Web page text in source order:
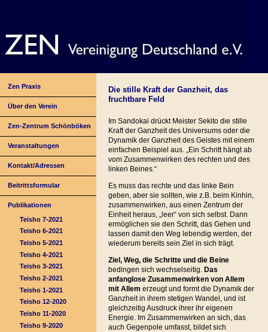
Zen Praxis
Über den Verein
Zen-Zentrum Schönböken
Veranstaltungen
Kontakt/Adressen
Beitrittsformular
Publikationen
Teisho 7-2021
Teisho 6-2021
Teisho 5-2021
Teisho 4-2021
Teisho 3-2021
Teisho 2-2021
Teisho 1-2021
Teisho 12-2020
Teisho 11-2020
Teisho 9-2020
Die stille Kraft der Ganzheit, das
fruchtbare Feld
Im Sandokai drückt Meister Sekito die stille
Kraft der Ganzheit des Universums oder die
Dynamik der Ganzheit des Geistes mit einem
einfachen Beispiel aus. „Ein Schritt hängt ab
vom Zusammenwirken des rechten und des
linken Beines.“
Es muss das rechte und das linke Bein
geben, aber sie sollten, wie z.B. beim Kinhin,
zusammenwirken, aus einen Zentrum der
Einheit heraus, „leer“ von sich selbst. Dann
ermöglichen sie den Schritt, das Gehen und
lassen damit den Weg lebendig werden, der
wiederum bereits sein Ziel in sich trägt.
Ziel, Weg, die Schritte und die Beine
bedingen sich wechselseitig.Das
anfanglose Zusammenwirken von Allem
mit Allem erzeugt und formt die Dynamik der
Ganzheit in ihrem stetigen Wandel, und ist
gleichzeitig Ausdruck ihrer ihr eigenen
Energie. Im Zusammenwirken an sich, das
auch Gegenpole umfasst, bildet sich